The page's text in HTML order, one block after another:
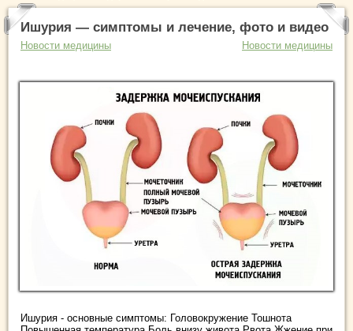
Ишурия — симптомы и лечение, фото и видео
Новости медицины Новости медицины
Ишурия - основные симптомы: Головокружение Тошнота